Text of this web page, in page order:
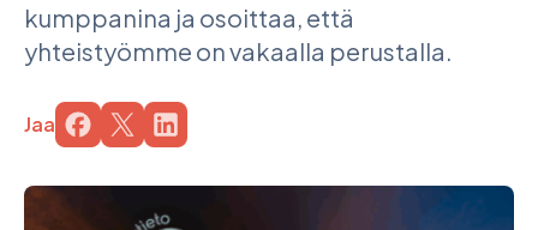
kumppanina ja osoittaa, että
yhteistyömme on vakaalla perustalla.
Jaa Jaa sivu palvelussa
Jaa sivu palvelussa
Jaa sivu palvelussa